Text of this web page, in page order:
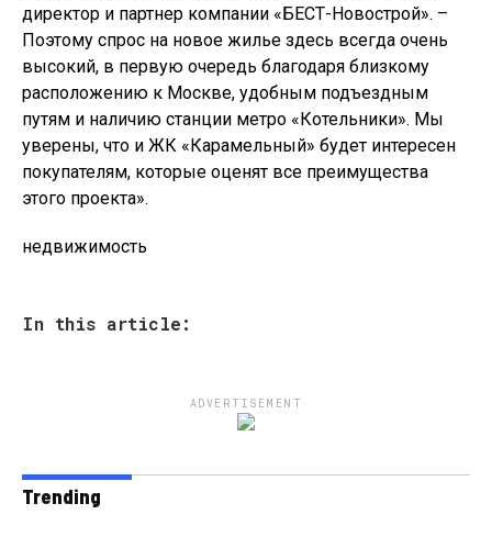
директор и партнер компании «БЕСТ-Новострой». –
Поэтому спрос на новое жилье здесь всегда очень
высокий, в первую очередь благодаря близкому
расположению к Москве, удобным подъездным
путям и наличию станции метро «Котельники». Мы
уверены, что и ЖК «Карамельный» будет интересен
покупателям, которые оценят все преимущества
этого проекта».
недвижимость
In this article:
ADVERTISEMENT
Trending